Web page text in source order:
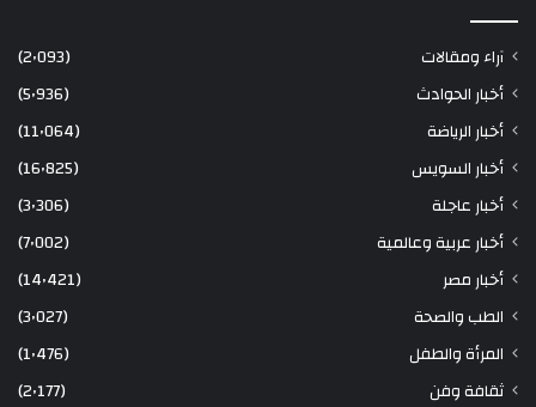
آراء ومقالات
(2٬093)
أخبار الحوادث
(5٬936)
أخبار الرياضة
(11٬064)
أخبار السويس
(16٬825)
أخبار عاجلة
(3٬306)
أخبار عربية وعالمية
(7٬002)
أخبار مصر
(14٬421)
الطب والصحة
(3٬027)
المرأة والطفل
(1٬476)
ثقافة وفن
(2٬177)